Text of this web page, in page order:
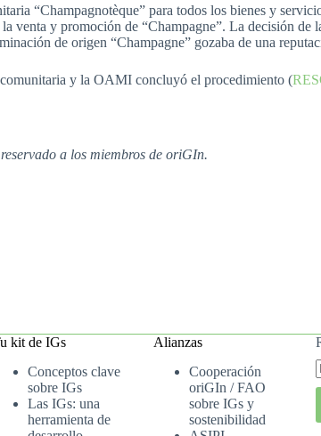
“Champagnotèque” para todos los bienes y
venta y promoción de “Champagne”. La decisión de
de origen “Champagne” gozaba de una
y la OAMI concluyó el procedimiento (
a los miembros de oriGIn.
kit de IGs
Conceptos clave
sobre IGs
Las IGs: una
herramienta de
Alianzas
Cooperación
oriGIn / FAO
sobre IGs y
sostenibilidad